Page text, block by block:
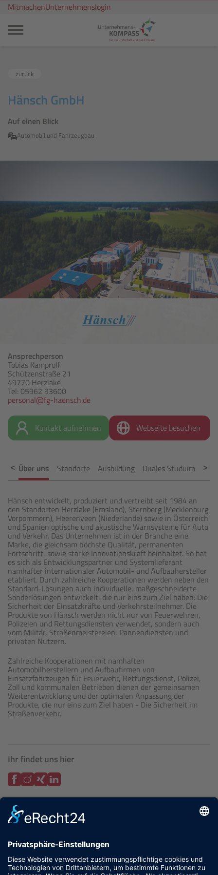
MitmachenUnternehmenslogin
zurück
Hänsch GmbH
Auf einen Blick
Automobil und Fahrzeugbau
Ansprechperson
Tobias Kamprolf
Schützenstraße 21
49770 Herzlake
Tel: 05962 93600
personal@fg-haensch.de
Kontakt aufnehmen Webseite besuchen
Über uns Standorte Ausbildung Duales Studium
Hänsch entwickelt, produziert und vertreibt seit 1984 an
den Standorten Herzlake (Emsland), Sternberg (Mecklenburg
Vorpommern), Heerenveen (Niederlande) sowie in Österreich
und Spanien optische und akustische Warnsysteme für Auto
und Verkehr. Das Unternehmen ist in der Branche eine
Marke, die gleichsam höchste Qualität, permanenten
Fortschritt, sowie starke Innovationskraft beinhaltet. So hat
es sich als Entwicklungspartner und Systemlieferant
namhafter internationaler Automobil- und Aufbauhersteller
etabliert. Durch zahlreiche Kooperationen werden neben den
Standard-Lösungen auch individuelle, maßgeschneiderte
Sonderlösungen entwickelt, die nur eins zum Ziel haben: Die
Sicherheit der Einsatzkräfte und Verkehrsteilnehmer. Die
Produkte von Hänsch werden nicht nur von Feuerwehren,
Polizeien und Rettungsdiensten verwendet, sondern auch
vom Militär, Straßenmeistereien, Pannendiensten und
privaten Nutzern.
Zahlreiche Kooperationen mit namhaften
Automobilherstellern und Aufbaufirmen von
Einsatzfahrzeugen für Feuerwehr, Rettungsdienst, Polizei,
Zoll und kommunalen Betrieben dienen der gemeinsamen
Weiterentwicklung und der optimalen Anpassung der
Produkte, die nur eins zum Ziel haben - Die Sicherheit im
Straßenverkehr.
Ihr findet uns hier
NINO-Allee 11
48529 Nordhorn